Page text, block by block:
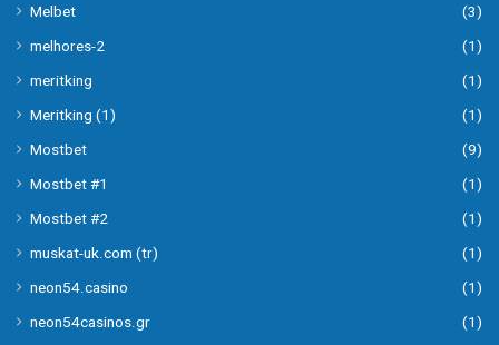
Melbet
(3)
melhores-2
(1)
meritking
(1)
Meritking (1)
(1)
Mostbet
(9)
Mostbet #1
(1)
Mostbet #2
(1)
muskat-uk.com (tr)
(1)
neon54.casino
(1)
neon54casinos.gr
(1)